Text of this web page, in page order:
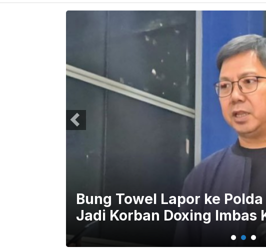
ke Polda Metro Jaya, Merasa
Imbas Kritik STY